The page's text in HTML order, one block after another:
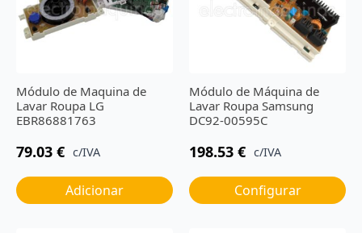
Módulo de Maquina de
Lavar Roupa LG
EBR86881763
79.03 € c/IVA
Adicionar
Módulo de Máquina de
Lavar Roupa Samsung
DC92-00595C
198.53 € c/IVA
Configurar